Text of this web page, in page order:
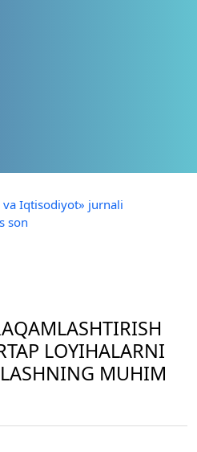
Iqtisodiyot» jurnali
son
LOYIHALARNI
MUHIM